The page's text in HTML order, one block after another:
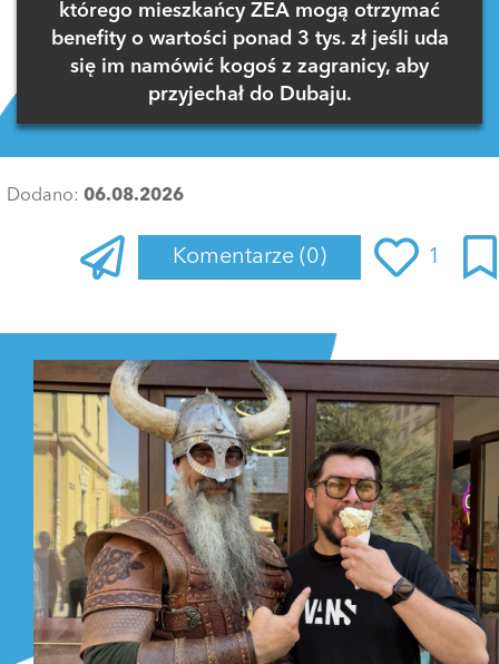
którego mieszkańcy ZEA mogą otrzymać
benefity o wartości ponad 3 tys. zł jeśli uda
się im namówić kogoś z zagranicy, aby
przyjechał do Dubaju.
Dodano: 06.08.2026
Komentarze (0) 1